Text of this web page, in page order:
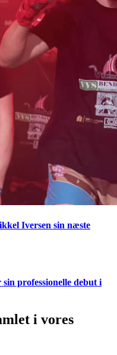
Iversen sin næste
professionelle debut i
i vores